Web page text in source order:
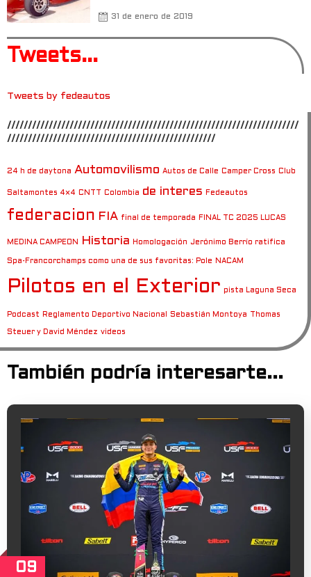
31 de enero de 2019
Tweets...
Tweets by fedeautos
//////////////////////////////////////////////////////////////////////
//////////////////////////////////////////////////
24 h de daytona Automovilismo Autos de Calle Camper Cross Club
Saltamontes 4×4 CNTT Colombia de interes Fedeautos
federacion FIA final de temporada FINAL TC 2025 LUCAS
MEDINA CAMPEON Historia Homologación Jerónimo Berrío ratifica
Spa-Francorchamps como una de sus favoritas: Pole NACAM
Pilotos en el Exterior pista Laguna Seca
Podcast Reglamento Deportivo Nacional Sebastián Montoya Thomas
Steuer y David Méndez videos
También podría interesarte...
09